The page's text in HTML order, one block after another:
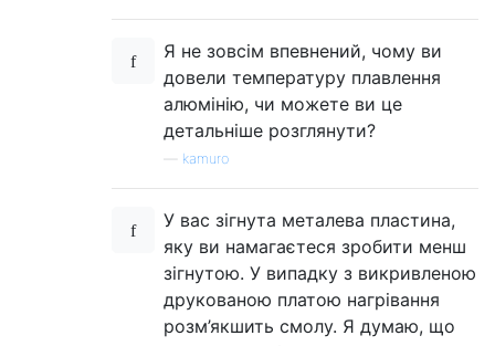
Я не зовсім впевнений, чому ви
довели температуру плавлення
алюмінію, чи можете ви це
детальніше розглянути?
kamuro
У вас зігнута металева пластина,
яку ви намагаєтеся зробити менш
зігнутою. У випадку з викривленою
друкованою платою нагрівання
розм’якшить смолу. Я думаю, що